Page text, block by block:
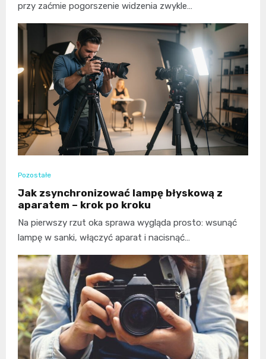
przy zaćmie pogorszenie widzenia zwykle…
Pozostałe
Jak zsynchronizować lampę błyskową z
aparatem – krok po kroku
Na pierwszy rzut oka sprawa wygląda prosto: wsunąć
lampę w sanki, włączyć aparat i nacisnąć…